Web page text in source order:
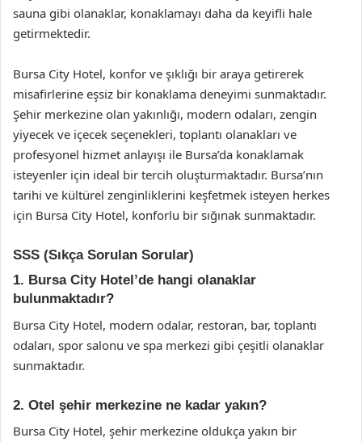
sauna gibi olanaklar, konaklamayı daha da keyifli hale
getirmektedir.
Bursa City Hotel, konfor ve şıklığı bir araya getirerek
misafirlerine eşsiz bir konaklama deneyimi sunmaktadır.
Şehir merkezine olan yakınlığı, modern odaları, zengin
yiyecek ve içecek seçenekleri, toplantı olanakları ve
profesyonel hizmet anlayışı ile Bursa’da konaklamak
isteyenler için ideal bir tercih oluşturmaktadır. Bursa’nın
tarihi ve kültürel zenginliklerini keşfetmek isteyen herkes
için Bursa City Hotel, konforlu bir sığınak sunmaktadır.
SSS (Sıkça Sorulan Sorular)
1. Bursa City Hotel’de hangi olanaklar
bulunmaktadır?
Bursa City Hotel, modern odalar, restoran, bar, toplantı
odaları, spor salonu ve spa merkezi gibi çeşitli olanaklar
sunmaktadır.
2. Otel şehir merkezine ne kadar yakın?
Bursa City Hotel, şehir merkezine oldukça yakın bir